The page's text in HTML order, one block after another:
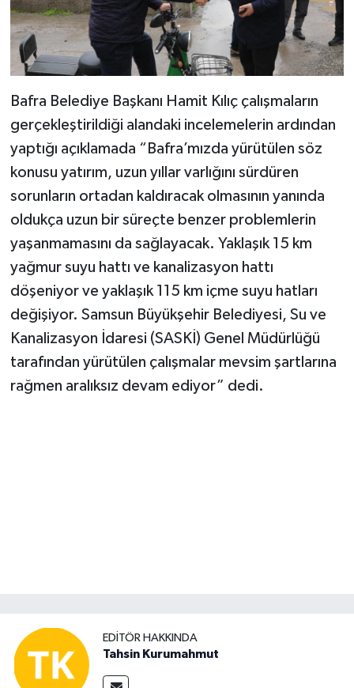
Bafra Belediye Başkanı Hamit Kılıç çalışmaların
gerçekleştirildiği alandaki incelemelerin ardından
yaptığı açıklamada “Bafra’mızda yürütülen söz
konusu yatırım, uzun yıllar varlığını sürdüren
sorunların ortadan kaldıracak olmasının yanında
oldukça uzun bir süreçte benzer problemlerin
yaşanmamasını da sağlayacak. Yaklaşık 15 km
yağmur suyu hattı ve kanalizasyon hattı
döşeniyor ve yaklaşık 115 km içme suyu hatları
değişiyor. Samsun Büyükşehir Belediyesi, Su ve
Kanalizasyon İdaresi (SASKİ) Genel Müdürlüğü
tarafından yürütülen çalışmalar mevsim şartlarına
rağmen aralıksız devam ediyor” dedi.
EDITÖR HAKKINDA
Tahsin Kurumahmut